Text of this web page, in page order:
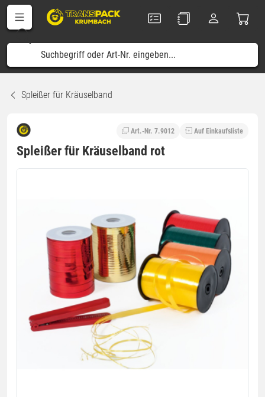
Spleißer für Kräuselband
Art.-Nr. 7.9012 Auf Einkaufsliste
Spleißer für Kräuselband rot